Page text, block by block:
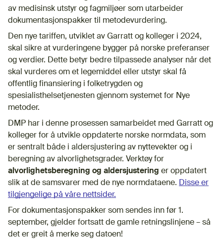
av medisinsk utstyr og fagmiljøer som utarbeider
dokumentasjonspakker til metodevurdering.
Den nye tariffen, utviklet av Garratt og kolleger i 2024,
skal sikre at vurderingene bygger på norske preferanser
og verdier. Dette betyr bedre tilpassede analyser når det
skal vurderes om et legemiddel eller utstyr skal få
offentlig finansiering i folketrygden og
spesialisthelsetjenesten gjennom systemet for Nye
metoder.
DMP har i denne prosessen samarbeidet med Garratt og
kolleger for å utvikle oppdaterte norske normdata, som
er sentralt både i aldersjustering av nyttevekter og i
beregning av alvorlighetsgrader. Verktøy for
alvorlighetsberegning og aldersjustering er oppdatert
slik at de samsvarer med de nye normdataene. Disse er
tilgjengelige på våre nettsider.
For dokumentasjonspakker som sendes inn før 1.
september, gjelder fortsatt de gamle retningslinjene – så
det er greit å merke seg datoen!